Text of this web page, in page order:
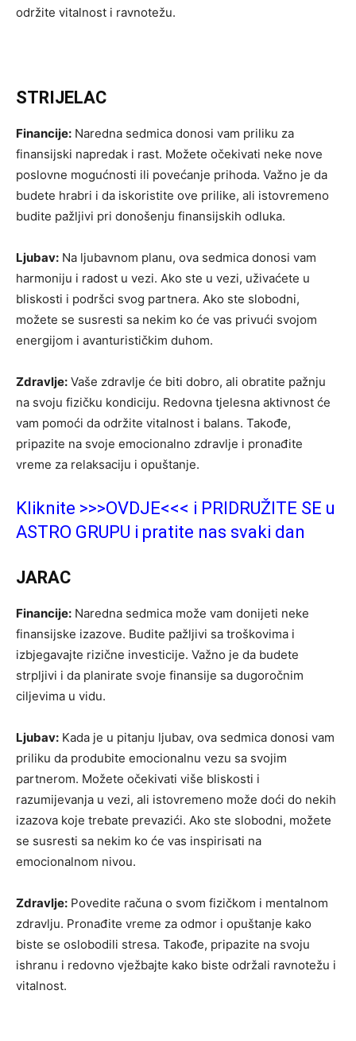
održite vitalnost i ravnotežu.
STRIJELAC
Financije: Naredna sedmica donosi vam priliku za
finansijski napredak i rast. Možete očekivati neke nove
poslovne mogućnosti ili povećanje prihoda. Važno je da
budete hrabri i da iskoristite ove prilike, ali istovremeno
budite pažljivi pri donošenju finansijskih odluka.
Ljubav: Na ljubavnom planu, ova sedmica donosi vam
harmoniju i radost u vezi. Ako ste u vezi, uživaćete u
bliskosti i podršci svog partnera. Ako ste slobodni,
možete se susresti sa nekim ko će vas privući svojom
energijom i avanturističkim duhom.
Zdravlje: Vaše zdravlje će biti dobro, ali obratite pažnju
na svoju fizičku kondiciju. Redovna tjelesna aktivnost će
vam pomoći da održite vitalnost i balans. Takođe,
pripazite na svoje emocionalno zdravlje i pronađite
vreme za relaksaciju i opuštanje.
Kliknite >>>OVDJE<<< i PRIDRUŽITE SE u
ASTRO GRUPU i pratite nas svaki dan
JARAC
Financije: Naredna sedmica može vam donijeti neke
finansijske izazove. Budite pažljivi sa troškovima i
izbjegavajte rizične investicije. Važno je da budete
strpljivi i da planirate svoje finansije sa dugoročnim
ciljevima u vidu.
Ljubav: Kada je u pitanju ljubav, ova sedmica donosi vam
priliku da produbite emocionalnu vezu sa svojim
partnerom. Možete očekivati više bliskosti i
razumijevanja u vezi, ali istovremeno može doći do nekih
izazova koje trebate prevazići. Ako ste slobodni, možete
se susresti sa nekim ko će vas inspirisati na
emocionalnom nivou.
Zdravlje: Povedite računa o svom fizičkom i mentalnom
zdravlju. Pronađite vreme za odmor i opuštanje kako
biste se oslobodili stresa. Takođe, pripazite na svoju
ishranu i redovno vježbajte kako biste održali ravnotežu i
vitalnost.